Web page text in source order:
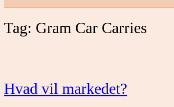
Tag: Gram Car Carries
Hvad vil markedet?